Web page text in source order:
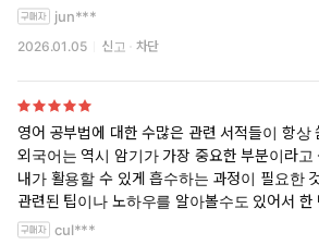
왜 영어가 늘지 않았는지 이유를 짚어줘서 공감
부담 없이 따라 해볼 수 있는 방법이라 다시 영
어졌어요.
jun***
2026.01.05 신고 차단
영어 공부법에 대한 수많은 관련 서적들이 항
외국어는 역시 암기가 가장 중요한 부분이라고
내가 활용할 수 있게 흡수하는 과정이 필요한
관련된 팁이나 노하우를 알아볼수도 있어서 한
것 같아요.
cul***